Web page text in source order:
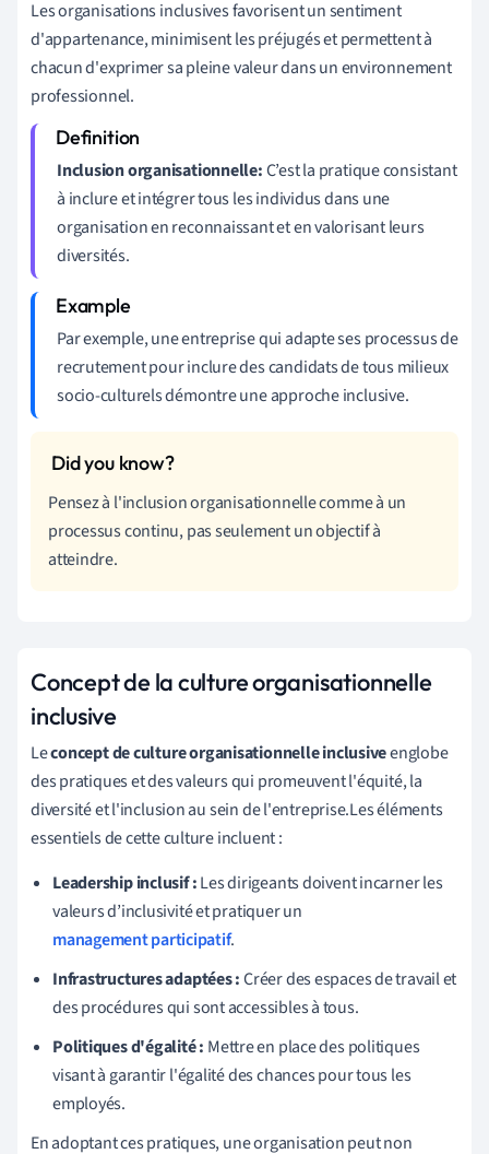
Les organisations inclusives favorisent un sentiment
d'appartenance, minimisent les préjugés et permettent à
chacun d'exprimer sa pleine valeur dans un environnement
professionnel.
Inclusion organisationnelle:C’est la pratique consistant
à inclure et intégrer tous les individus dans une
organisation en reconnaissant et en valorisant leurs
diversités.
Par exemple, une entreprise qui adapte ses processus de
recrutement pour inclure des candidats de tous milieux
socio-culturels démontre une approche inclusive.
Pensez à l'inclusion organisationnelle comme à un
processus continu, pas seulement un objectif à
atteindre.
Concept de la culture organisationnelle
inclusive
Leconcept de culture organisationnelle inclusiveenglobe
des pratiques et des valeurs qui promeuvent l'équité, la
diversité et l'inclusion au sein de l'entreprise.Les éléments
essentiels de cette culture incluent :
Leadership inclusif :Les dirigeants doivent incarner les
valeurs d’inclusivité et pratiquer un
management participatif.
Infrastructures adaptées :Créer des espaces de travail et
des procédures qui sont accessibles à tous.
Politiques d'égalité : Mettre en place des politiques
visant à garantir l'égalité des chances pour tous les
employés.
En adoptant ces pratiques, une organisation peut non